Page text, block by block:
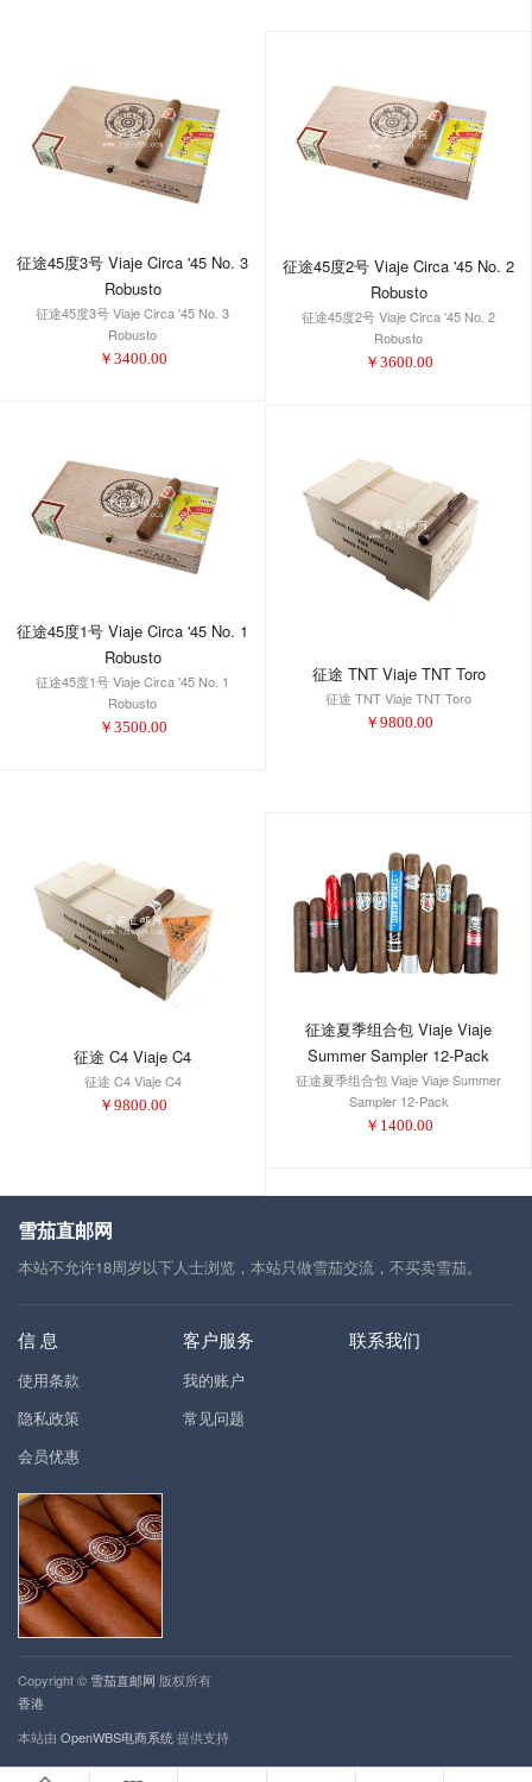
征途45度3号 Viaje Circa '45 No. 3
Robusto
征途45度3号 Viaje Circa '45 No. 3
Robusto
￥ 3400.00
征途45度2号 Viaje Circa '45 No. 2
Robusto
征途45度2号 Viaje Circa '45 No. 2
Robusto
￥ 3600.00
征途45度1号 Viaje Circa '45 No. 1
Robusto
征途45度1号 Viaje Circa '45 No. 1
Robusto
￥ 3500.00
征途 TNT Viaje TNT Toro
征途 TNT Viaje TNT Toro
￥ 9800.00
征途 C4 Viaje C4
征途 C4 Viaje C4
￥ 9800.00
征途夏季组合包 Viaje Viaje
Summer Sampler 12-Pack
征途夏季组合包 Viaje Viaje Summer
Sampler 12-Pack
￥ 1400.00
雪茄直邮网
本站不允许18周岁以下人士浏览，本站只做雪茄交流，不买卖雪茄。
信 息
使用条款
隐私政策
会员优惠
客户服务
我的账户
常见问题
联系我们
Copyright © 雪茄直邮网 版权所有
香港
本站由 OpenWBS电商系统提供支持